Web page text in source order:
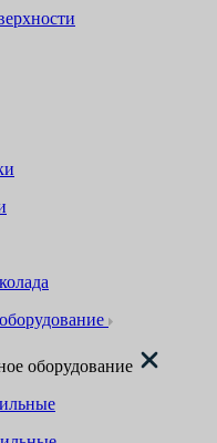
оборудование